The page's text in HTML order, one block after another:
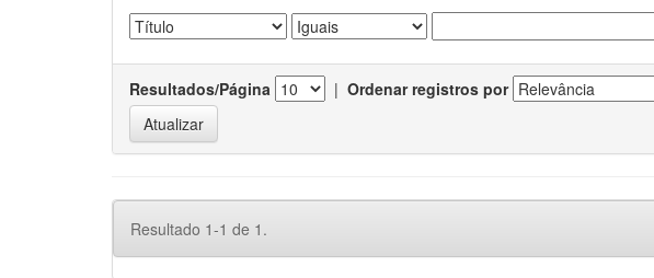
Resultados/Página | Ordenar registros por
Resultado 1-1 de 1.